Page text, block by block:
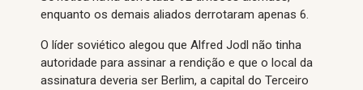
enquanto os demais aliados derrotaram apenas 6.
O líder soviético alegou que Alfred Jodl não tinha
autoridade para assinar a rendição e que o local da
assinatura deveria ser Berlim, a capital do Terceiro